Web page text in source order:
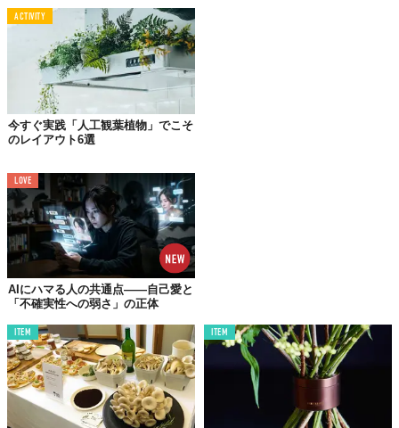
使い方は非常に簡単で、専用の菌床ブロックを設置
ボタンを押せば、あとは「Shrooly」が
自動で調節してくれる。また、自分の手で育てている感覚を味わ
いたい人のことを考えて、
マニュアル操作も可能
いう。
キノコの成長過程を視覚的に楽しめる点も「Shrooly」の特徴だろ
おうち需要拡大により、観葉植物だけでなく野菜の自家栽培（家
庭菜園）にも注目が集まる昨今。手塩にかけて育てたぶん、おい
しさも倍増するはずだが、キノコを育てることで
を謳歌するという、新たな提案をしたいところ。
キノコ栽培キットは多く発売されているが、栽培に適した環境を
自動でつくり出してくれるものはあまりないので、欲しいと思う
人も多いのでは？
興味のある方はコチラから。
Top image: © iStock.com/AscentXmedia
TABI LABO
ACTIVITY
今すぐ実践「人工観葉植物」でこそ
のレイアウト6選
LOVE
AIにハマる人の共通点——自己愛と
「不確実性への弱さ」の正体
ITEM ITEM